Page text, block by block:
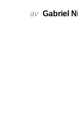
av Gabriel